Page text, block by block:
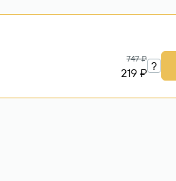
747 ₽
219 ₽ ?